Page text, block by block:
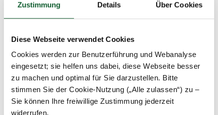
Zustimmung Details Über Cookies
Diese Webseite verwendet Cookies
Cookies werden zur Benutzerführung und Webanalyse
eingesetzt; sie helfen uns dabei, diese Webseite besser
zu machen und optimal für Sie darzustellen. Bitte
stimmen Sie der Cookie-Nutzung („Alle zulassen“) zu –
Sie können Ihre freiwillige Zustimmung jederzeit
widerrufen.
Pendeln zur ersten Tätigkeitsstätte. Die Entfernung
versteuern:
Privatnutzung 1% von 30.000 €
300
Fahrten zur ersten
0,03% von 30.000 € x